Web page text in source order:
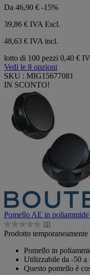
Da 46,90 € -15%
39,86 € IVA Escl.
48,63 € IVA incl.
lotto di 100 pezzi 0,40 €
Vedi le 8 opzioni
SKU : MIG15677081
IN SCONTO!
Pomello AE in
(0)
0.0
su
Prodotto
Pomello in
Utilizzabile da -50 a
Questo pomello è